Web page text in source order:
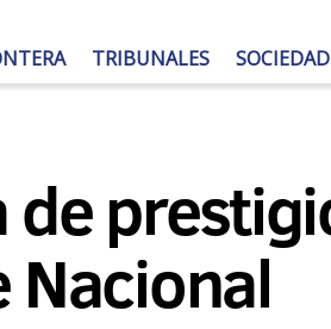
TRIBUNALES SOCIEDAD
Nacional